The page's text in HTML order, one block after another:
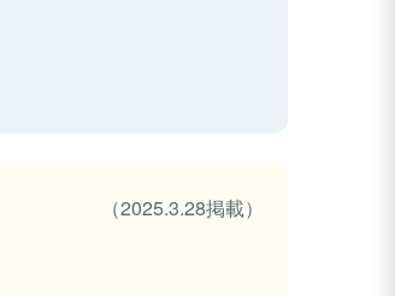
（2025.3.28掲載）